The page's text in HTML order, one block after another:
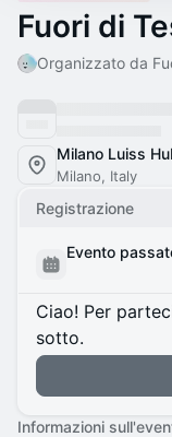
Fuori di
Organizzato da
Milano Luiss
Milano, Italy
Registrazione
Evento
Ciao! Per
sotto.
Informazioni